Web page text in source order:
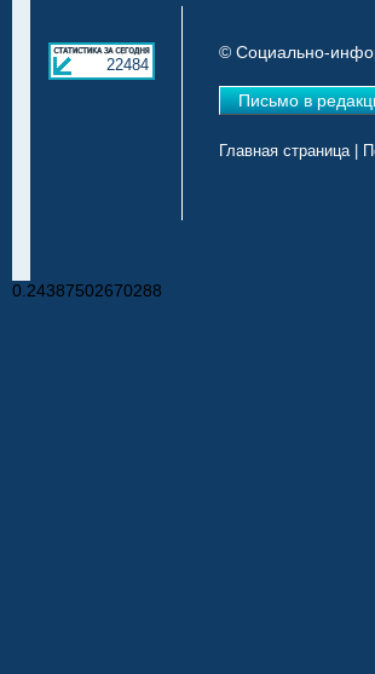
22484
© Социально-
Письмо в
Главная страница|
0.24387502670288